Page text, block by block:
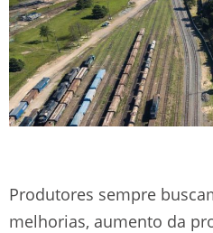
Produtores sempre
melhorias, aumento da